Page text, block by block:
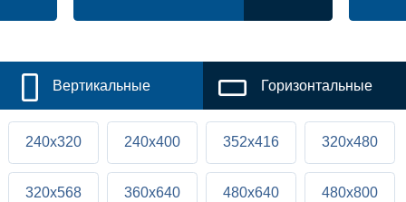
Вертикальные Горизонтальные
240x320 240x400 352x416 320x480
320x568 360x640 480x640 480x800